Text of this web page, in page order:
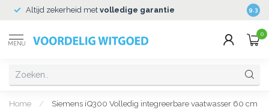
Altijd zekerheid met volledige garantie 9.3
MENU
0
Home /
Siemens iQ300 Volledig integreerbare vaatwasser 60 cm